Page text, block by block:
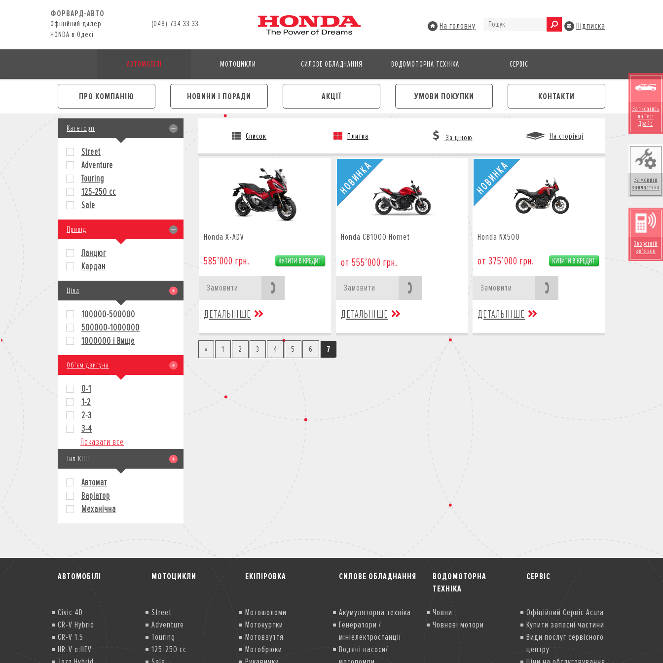
ФОРВАРД-АВТО
Офіційний дилер
HONDA в Одесі
(048) 734 33 33 На головну Підписка
АВТОМОБІЛІ МОТОЦИКЛИ СИЛОВЕ ОБЛАДНАННЯ ВОДОМОТОРНА ТЕХНІКА СЕРВІС
ПРО КОМПАНІЮ НОВИНИ І ПОРАДИ АКЦІЇ УМОВИ ПОКУПКИ
СТРАХУВАННЯ
КОРПОРАТИВНИМ КЛІЄНТАМ
КРЕДИТ
СТРАХУВАННЯ
КОРПОРАТИВНИМ КЛІЄНТАМ
КОНТАКТИ
Записатись
на Тест
Драйв
Замовити
запчастини
Зворотній
зв'язок
Категорії
Street
Adventure
Touring
125-250 cc
Sale
Привід
Ланцюг
Кардан
Ціна
100000-500000
500000-1000000
1000000 і Вище
Об'єм двигуна
0-1
1-2
2-3
3-4
Показати все
Тип КПП
Автомат
Варіатор
Механічна
Список Плитка За ціною На сторінці
Honda X-ADV
585’000 грн.
Замовити
ДЕТАЛЬНІШЕ
Honda CB1000 Hornet
от 555’000 грн.
Замовити
ДЕТАЛЬНІШЕ
Honda NX500
от 375’000 грн.
Замовити
ДЕТАЛЬНІШЕ
« 1 2 3 4 5 6 7
АВТОМОБІЛІ
Civic 4D
CR-V Hybrid
CR-V 1.5
HR-V e:HEV
МОТОЦИКЛИ
Street
Adventure
Touring
125-250 cc
ЕКІПІРОВКА
Мотошоломи
Мотокуртки
Мотовзуття
Мотобрюки
СИЛОВЕ ОБЛАДНАННЯ
Акумуляторна техніка
Генератори /
мініелектростанції
Водяні насоси/
ВОДОМОТОРНА
ТЕХНІКА
Човни
Човнові мотори
СЕРВІС
Офіційний Сервіс Acura
Купити запасні частини
Види послуг сервісного
центру